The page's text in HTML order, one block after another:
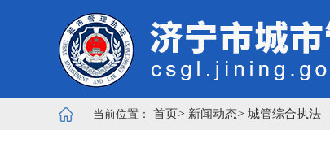
当前位置： 首页> 新闻动态> 城管综合执法